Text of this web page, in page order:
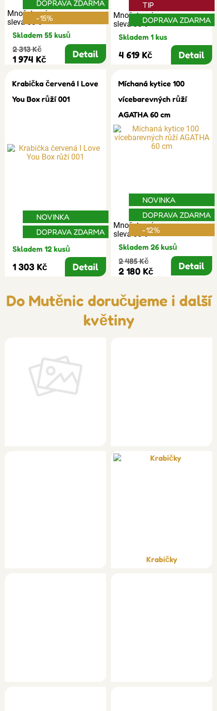
Množstevní
sleva 30%
DOPRAVA ZDARMA
-15%
Skladem 55 kusů
2 313 Kč
1 974 Kč Detail
Množstevní
sleva 30%
TIP
DOPRAVA ZDARMA
Skladem 1 kus
4 619 Kč Detail
Krabička červená I Love
You Box růží 001
NOVINKA
DOPRAVA ZDARMA
Skladem 12 kusů
1 303 Kč Detail
Míchaná kytice 100
vícebarevných růží
AGATHA 60 cm
Množstevní
sleva 30%
NOVINKA
DOPRAVA ZDARMA
-12%
Skladem 26 kusů
2 485 Kč
2 180 Kč Detail
Do Mutěnic doručujeme i další
květiny
Krabičky